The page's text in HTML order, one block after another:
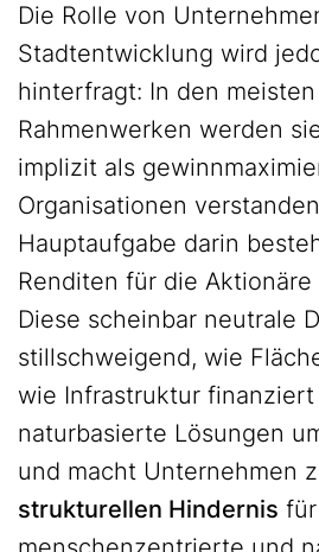
Die Rolle von
Stadtentwicklung wird
hinterfragt: In den
Rahmenwerken werden
implizit als
Organisationen
Hauptaufgabe darin
Renditen für die
Diese scheinbar neutrale
stillschweigend, wie
wie Infrastruktur
naturbasierte Lösungen
und macht Unternehmen
strukturellen Hindernis